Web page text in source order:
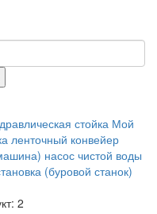
стойка Мой
ленточный конвейер
насос чистой воды
(буровой станок)
2